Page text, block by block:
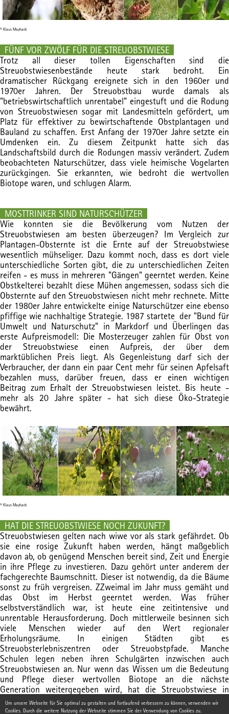
Um unsere Webseite für Sie optimal zu gestalten und fortlaufend verbessern zu können, verwenden wir
Cookies. Durch die weitere Nutzung der Webseite stimmen Sie der Verwendung von Cookies zu.
© Klaus Mayhack
FÜNF VOR ZWÖLF FÜR DIE STREUOBSTWIESE
Trotz all dieser tollen Eigenschaften sind die
Streuobstwiesenbestände heute stark bedroht. Ein
dramatischer Rückgang ereignete sich in den 1960er und
1970er Jahren. Der Streuobstbau wurde damals als
"betriebswirtschaftlich unrentabel" eingestuft und die Rodung
von Streuobstwiesen sogar mit Landesmitteln gefördert, um
Platz für effektiver zu bewirtschaftende Obstplantagen und
Bauland zu schaffen. Erst Anfang der 1970er Jahre setzte ein
Umdenken ein. Zu diesem Zeitpunkt hatte sich das
Landschaftsbild durch die Rodungen massiv verändert. Zudem
beobachteten Naturschützer, dass viele heimische Vogelarten
zurückgingen. Sie erkannten, wie bedroht die wertvollen
Biotope waren, und schlugen Alarm.
MOSTTRINKER SIND NATURSCHÜTZER
Wie konnten sie die Bevölkerung vom Nutzen der
Streuobstwiesen am besten überzeugen? Im Vergleich zur
Plantagen-Obsternte ist die Ernte auf der Streuobstwiese
wesentlich mühseliger. Dazu kommt noch, dass es dort viele
unterschiedliche Sorten gibt, die zu unterschiedlichen Zeiten
reifen - es muss in mehreren "Gängen" geerntet werden. Keine
Obstkelterei bezahlt diese Mühen angemessen, sodass sich die
Obsternte auf den Streuobstwiesen nicht mehr rechnete. Mitte
der 1980er Jahre entwickelte einige Naturschützer eine ebenso
pfiffige wie nachhaltige Strategie. 1987 startete der "Bund für
Umwelt und Naturschutz" in Markdorf und Überlingen das
erste Aufpreismodell: Die Mosterzeuger zahlen für Obst von
der Streuobstwiese einen Aufpreis, der über dem
marktüblichen Preis liegt. Als Gegenleistung darf sich der
Verbraucher, der dann ein paar Cent mehr für seinen Apfelsaft
bezahlen muss, darüber freuen, dass er einen wichtigen
Beitrag zum Erhalt der Streuobstwiesen leistet. Bis heute -
mehr als 20 Jahre später - hat sich diese Öko-Strategie
bewährt.
© Klaus Mayhack
HAT DIE STREUOBSTWIESE NOCH ZUKUNFT?
Streuobstwiesen gelten nach wiwe vor als stark gefährdet. Ob
sie eine rosige Zukunft haben werden, hängt maßgeblich
davon ab, ob genügend Menschen bereit sind, Zeit und Energie
in ihre Pflege zu investieren. Dazu gehört unter anderem der
fachgerechte Baumschnitt. Dieser ist notwendig, da die Bäume
sonst zu früh vergreisen. ZZweimal im Jahr muss gemäht und
das Obst im Herbst geerntet werden. Was früher
selbstverständlich war, ist heute eine zeitintensive und
unrentable Herausforderung. Doch mittlerweile besinnen sich
viele Menschen wieder auf den Wert regionaler
Erholungsräume. In einigen Städten gibt es
Streuobsterlebniszentren oder Streuobstpfade. Manche
Schulen legen neben ihren Schulgärten inzwischen auch
Streuobstwiesen an. Nur wenn das Wissen um die Bedeutung
und Pflege dieser wertvollen Biotope an die nächste
Generation weitergegeben wird, hat die Streuobstwiese in
Zukunft eine reale Chance.